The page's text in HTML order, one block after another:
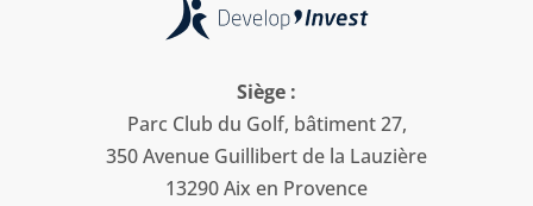
Siège :
Parc Club du Golf, bâtiment 27,
350 Avenue Guillibert de la Lauzière
13290 Aix en Provence